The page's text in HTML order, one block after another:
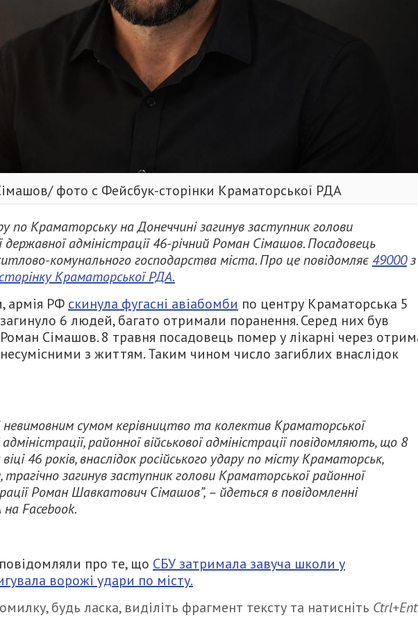
фото с Фейсбук-сторінки Краматорської РДА
по Краматорську на Донеччині загинув заступник голови
адміністрації 46-річний Роман Сімашов. Посадовець
комунального господарства міста. Про це повідомляє49000з
Краматорської РДА.
армія РФ скинула фугасні авіабомби по центру Краматорська 5
6 людей, багато отримали поранення. Серед них був
Сімашов. 8 травня посадовець помер у лікарні через
з життям. Таким чином число загиблих внаслідок
невимовним сумом керівництво та колектив Краматорської
районної військової адміністрації повідомляють, що 8
46 років, внаслідок російського удару по місту Краматорськ,
загинув заступник голови Краматорської районної
Роман Шавкатович Сімашов”, – йдеться в повідомленні
Facebook.
про те, що СБУ затримала завуча школи у
ворожі удари по місту.
будь ласка, виділіть фрагмент тексту та натисніть